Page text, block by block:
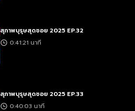
สุภาพบุรุษสุดซอย 2025 EP.32
0:41:21 นาที
สุภาพบุรุษสุดซอย 2025 EP.33
0:40:03 นาที